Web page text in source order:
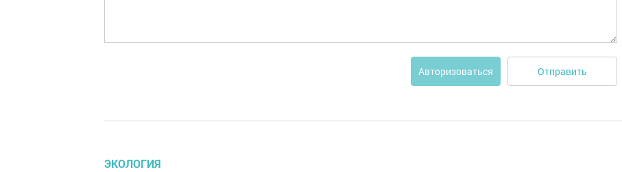
Авторизоваться Отправить
ЭКОЛОГИЯ